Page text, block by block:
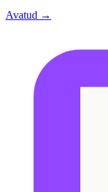
Avatud →